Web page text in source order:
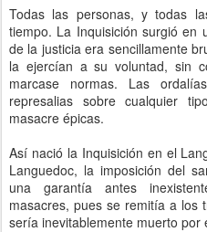
Todas las personas, y todas
tiempo. La Inquisición surgió en
de la justicia era sencillamente
la ejercían a su voluntad, sin
marcase normas. Las
represalias sobre cualquier
masacre épicas.
Así nació la Inquisición en el
Languedoc, la imposición del
una garantía antes
masacres, pues se remitía a los
sería inevitablemente muerto por